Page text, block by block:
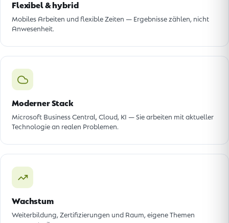
Flexibel & hybrid
Mobiles Arbeiten und flexible Zeiten — Ergebnisse zählen, nicht
Anwesenheit.
Moderner Stack
Microsoft Business Central, Cloud, KI — Sie arbeiten mit aktueller
Technologie an realen Problemen.
Wachstum
Weiterbildung, Zertifizierungen und Raum, eigene Themen